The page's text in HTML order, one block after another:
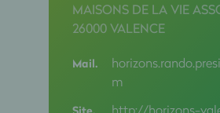
MAISONS DE LA VIE
26000 VALENCE
Mail.
m